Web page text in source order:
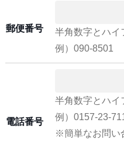
郵便番号
半角数字とハイ
例）090-8501
電話番号
半角数字とハイ
例）0157-23-
※簡単なお問い